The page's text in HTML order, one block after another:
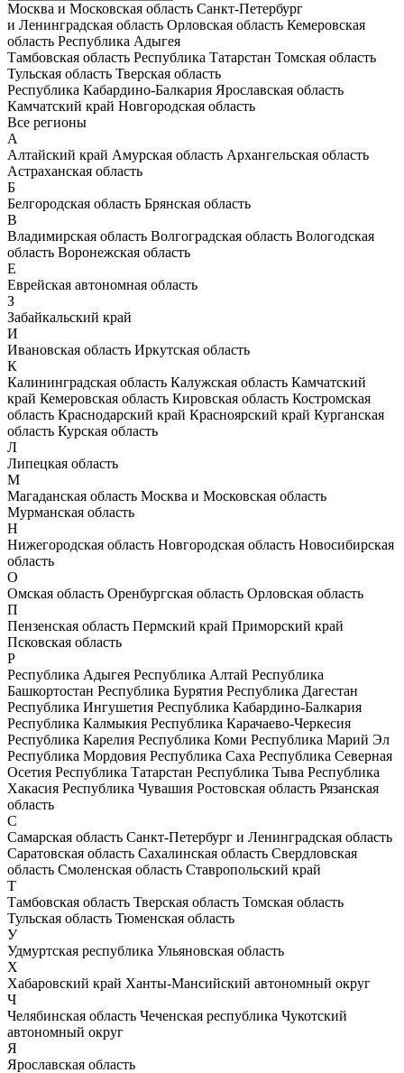
Москва и Московская область Санкт-Петербург
и Ленинградская область Орловская область Кемеровская
область Республика Адыгея
Тамбовская область Республика Татарстан Томская область
Тульская область Тверская область
Республика Кабардино-Балкария Ярославская область
Камчатский край Новгородская область
Все регионы
А
Алтайский край Амурская область Архангельская область
Астраханская область
Б
Белгородская область Брянская область
В
Владимирская область Волгоградская область Вологодская
область Воронежская область
Е
Еврейская автономная область
З
Забайкальский край
И
Ивановская область Иркутская область
К
Калининградская область Калужская область Камчатский
край Кемеровская область Кировская область Костромская
область Краснодарский край Красноярский край Курганская
область Курская область
Л
Липецкая область
М
Магаданская область Москва и Московская область
Мурманская область
Н
Нижегородская область Новгородская область Новосибирская
область
О
Омская область Оренбургская область Орловская область
П
Пензенская область Пермский край Приморский край
Псковская область
Р
Республика Адыгея Республика Алтай Республика
Башкортостан Республика Бурятия Республика Дагестан
Республика Ингушетия Республика Кабардино-Балкария
Республика Калмыкия Республика Карачаево-Черкесия
Республика Карелия Республика Коми Республика Марий Эл
Республика Мордовия Республика Саха Республика Северная
Осетия Республика Татарстан Республика Тыва Республика
Хакасия Республика Чувашия Ростовская область Рязанская
область
С
Самарская область Санкт-Петербург и Ленинградская область
Саратовская область Сахалинская область Свердловская
область Смоленская область Ставропольский край
Т
Тамбовская область Тверская область Томская область
Тульская область Тюменская область
У
Удмуртская республика Ульяновская область
Х
Хабаровский край Ханты-Мансийский автономный округ
Ч
Челябинская область Чеченская республика Чукотский
автономный округ
Я
Ярославская область